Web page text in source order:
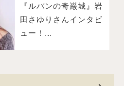
『ルパンの奇巌城』岩
田さゆりさんインタビ
ュー！...